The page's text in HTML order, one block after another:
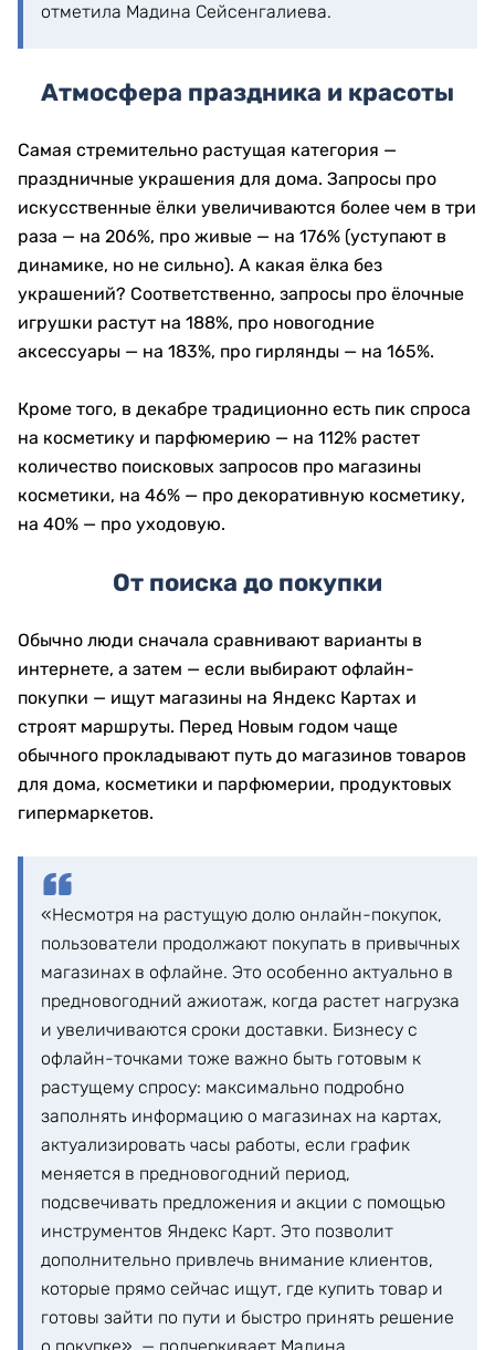
отметила Мадина Сейсенгалиева.
Атмосфера праздника и красоты
Самая стремительно растущая категория —
праздничные украшения для дома. Запросы про
искусственные ёлки увеличиваются более чем в три
раза — на 206%, про живые — на 176% (уступают в
динамике, но не сильно). А какая ёлка без
украшений? Соответственно, запросы про ёлочные
игрушки растут на 188%, про новогодние
аксессуары — на 183%, про гирлянды — на 165%.
Кроме того, в декабре традиционно есть пик спроса
на косметику и парфюмерию — на 112% растет
количество поисковых запросов про магазины
косметики, на 46% — про декоративную косметику,
на 40% — про уходовую.
От поиска до покупки
Обычно люди сначала сравнивают варианты в
интернете, а затем — если выбирают офлайн-
покупки — ищут магазины на Яндекс Картах и
строят маршруты. Перед Новым годом чаще
обычного прокладывают путь до магазинов товаров
для дома, косметики и парфюмерии, продуктовых
гипермаркетов.
«Несмотря на растущую долю онлайн-покупок,
пользователи продолжают покупать в привычных
магазинах в офлайне. Это особенно актуально в
предновогодний ажиотаж, когда растет нагрузка
и увеличиваются сроки доставки. Бизнесу с
офлайн-точками тоже важно быть готовым к
растущему спросу: максимально подробно
заполнять информацию о магазинах на картах,
актуализировать часы работы, если график
меняется в предновогодний период,
подсвечивать предложения и акции с помощью
инструментов Яндекс Карт. Это позволит
дополнительно привлечь внимание клиентов,
которые прямо сейчас ищут, где купить товар и
готовы зайти по пути и быстро принять решение